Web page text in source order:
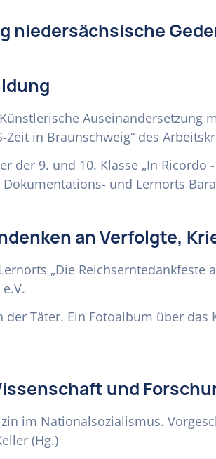
niedersächsische
in Braunschweig“ des
der 9. und 10. Klasse „In
Dokumentations- und Lernorts
an Verfolgte,
„Die Reichserntedankfeste
Täter. Ein Fotoalbum über
und
im Nationalsozialismus.
(Hg.)